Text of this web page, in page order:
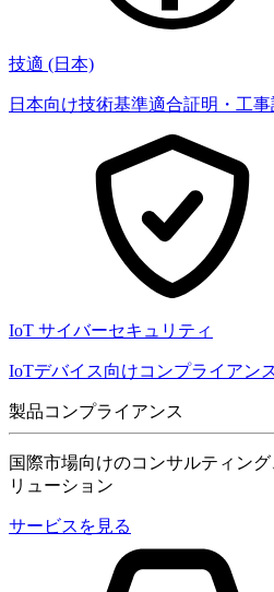
技適 (日本)
日本向け技術基準適合証明・工
IoT サイバーセキュリティ
IoTデバイス向けコンプライアン
製品コンプライアンス
国際市場向けのコンサルティン
リューション
サービスを見る